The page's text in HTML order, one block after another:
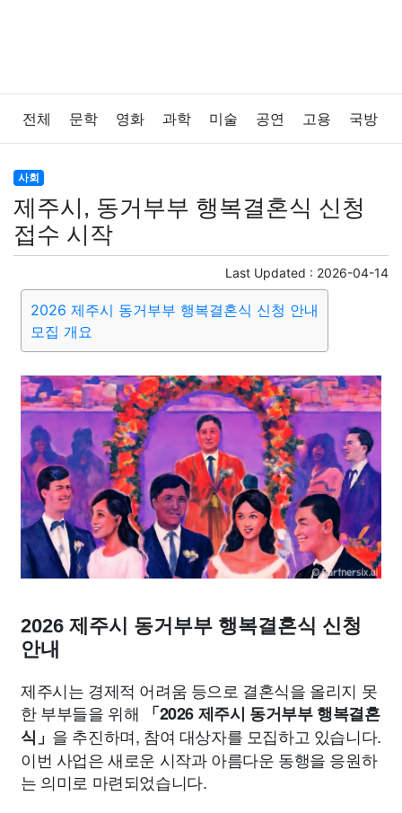
전체 문학 영화 과학 미술 공연 고용 국방
법률
보건 질병 가요 방송 일상 주식 암호화폐
반려동물 패션 미용
증권 인테리어 요리 상품리뷰 원예 금융
맛집 IT 컴퓨터 기술 종교 사회 정치 건강
의료 의학 경제 마케팅 부동산 외국어 교육
교통 생활 기타
사회
제주시, 동거부부 행복결혼식 신청
접수 시작
Last Updated : 2026-04-14
2026 제주시 동거부부 행복결혼식 신청 안내
모집 개요
2026 제주시 동거부부 행복결혼식 신청
안내
제주시는 경제적 어려움 등으로 결혼식을 올리지 못
한 부부들을 위해
「2026 제주시 동거부부 행복결혼
식」 을 추진하며, 참여 대상자를 모집하고 있습니다.
이번 사업은 새로운 시작과 아름다운 동행을 응원하
는 의미로 마련되었습니다.